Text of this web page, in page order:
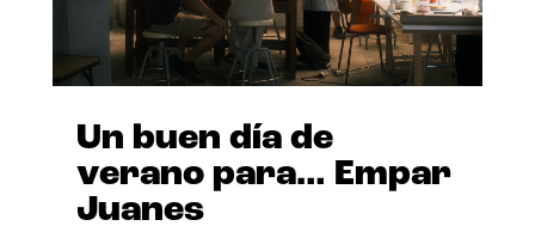
Un buen día de
verano para… Empar
Juanes